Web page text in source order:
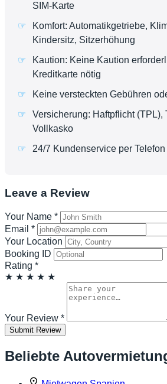
SIM-Karte
Komfort: Automatikgetriebe,
Kindersitz, Sitzerhöhung
Kaution: Keine Kaution
Kreditkarte nötig
Keine versteckten Gebühren
Versicherung: Haftpflicht (TPL),
Vollkasko
24/7 Kundenservice per Telefon
Leave a Review
Your Name *
Email *
Your Location
Booking ID
Rating *
★ ★ ★ ★ ★
Your Review *
Submit Review
Beliebte